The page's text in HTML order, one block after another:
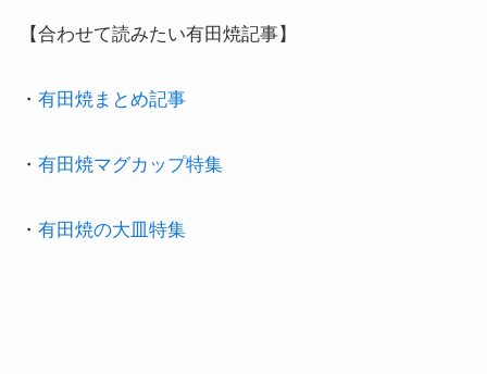
【合わせて読みたい有田焼記事】
・ 有田焼まとめ記事
・ 有田焼マグカップ特集
・ 有田焼の大皿特集